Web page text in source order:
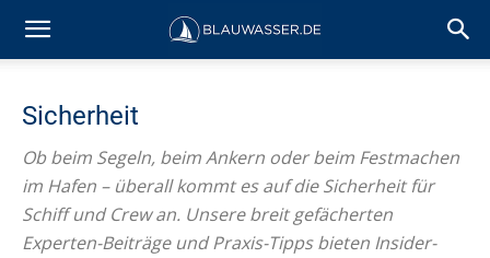
Sicherheit
Ob beim Segeln, beim Ankern oder beim Festmachen
im Hafen – überall kommt es auf die Sicherheit für
Schiff und Crew an. Unsere breit gefächerten
Experten-Beiträge und Praxis-Tipps bieten Insider-